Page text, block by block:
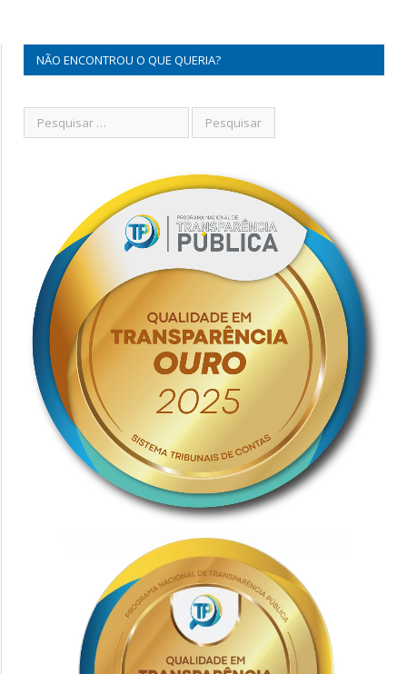
NÃO ENCONTROU O QUE QUERIA?